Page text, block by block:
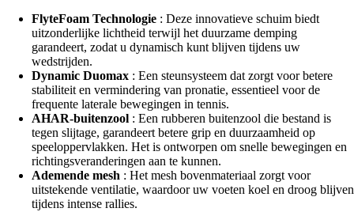
FlyteFoam Technologie : Deze innovatieve schuim biedt
uitzonderlijke lichtheid terwijl het duurzame demping
garandeert, zodat u dynamisch kunt blijven tijdens uw
wedstrijden.
Dynamic Duomax : Een steunsysteem dat zorgt voor betere
stabiliteit en vermindering van pronatie, essentieel voor de
frequente laterale bewegingen in tennis.
AHAR-buitenzool : Een rubberen buitenzool die bestand is
tegen slijtage, garandeert betere grip en duurzaamheid op
speeloppervlakken. Het is ontworpen om snelle bewegingen en
richtingsveranderingen aan te kunnen.
Ademende mesh : Het mesh bovenmateriaal zorgt voor
uitstekende ventilatie, waardoor uw voeten koel en droog blijven
tijdens intense rallies.